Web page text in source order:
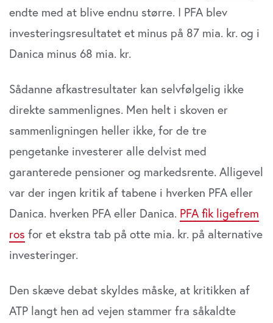
Dine valg anvendes på hele websitet.
Vi bruger cookies til at tilpasse vores indhold og
annoncer, til at vise dig funktioner til sociale medier og til
din brug af vores website med vores partnere inden for
analysepartnere. Vores partnere kan kombinere disse
data med andre oplysninger, du har givet dem, eller som
samtykker til vores cookies, hvis du fortsætter med at
anvende vores hjemmeside.
endte med at blive endnu større. I PFA blev
investeringsresultatet et minus på 87 mia. kr. og i
Danica minus 68 mia. kr.
Sådanne afkastresultater kan selvfølgelig ikke
direkte sammenlignes. Men helt i skoven er
sammenligningen heller ikke, for de tre
pengetanke investerer alle delvist med
garanterede pensioner og markedsrente. Alligevel
var der ingen kritik af tabene i hverken PFA eller
Danica. hverken PFA eller Danica. PFA fik ligefrem
ros for et ekstra tab på otte mia. kr. på alternative
investeringer.
Den skæve debat skyldes måske, at kritikken af
ATP langt hen ad vejen stammer fra såkaldte